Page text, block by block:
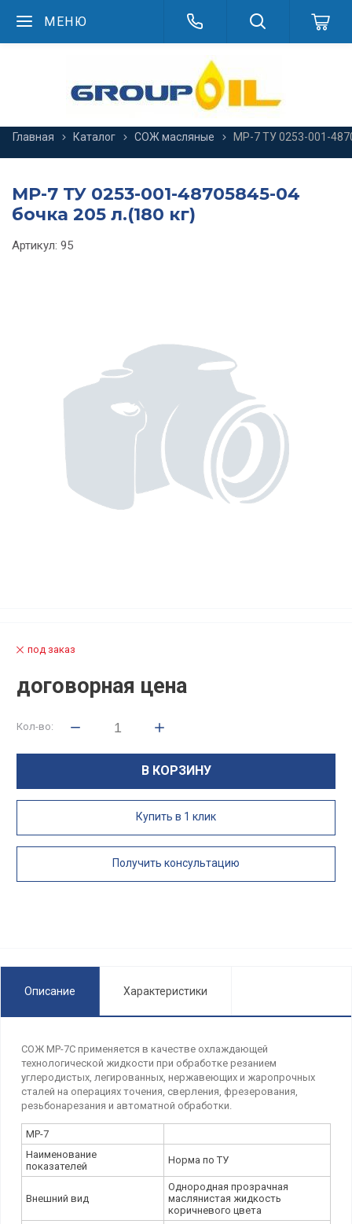
МЕНЮ
Главная Каталог СОЖ масляные МР-7 ТУ 0253-001-
МР-7 ТУ 0253-001-48705845-04
бочка 205 л.(180 кг)
Артикул: 95
под заказ
договорная цена
Кол-во:
В КОРЗИНУ
Купить в 1 клик
Получить консультацию
Описание Характеристики
СОЖ МР-7С применяется в качестве охлаждающей
технологической жидкости при обработке резанием
углеродистых, легированных, нержавеющих и жаропрочных
сталей на операциях точения, сверления, фрезерования,
резьбонарезания и автоматной обработки.
МР-7
Наименование
показателей
Норма по ТУ
Внешний вид
Однородная прозрачная
маслянистая жидкость
коричневого цвета